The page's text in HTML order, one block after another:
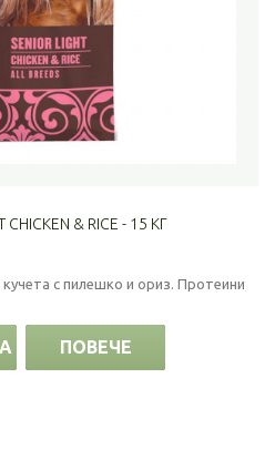
CHICKEN & RICE - 15 КГ
с пилешко и ориз. Протеини
ПОВЕЧЕ